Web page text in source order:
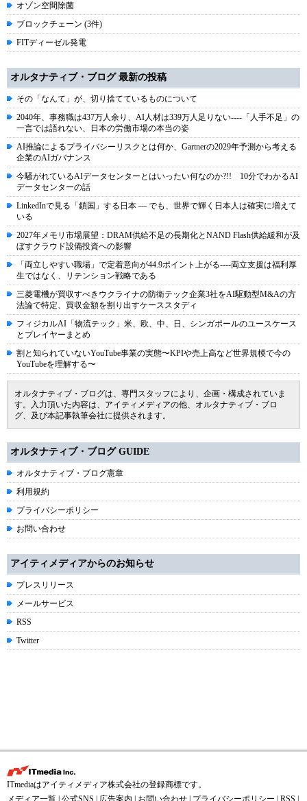
オゾン空間除菌
ブロックチェーン (3件)
FITディーゼル発電
オルタナティブ・ブログ 最新の投稿
その「なんて」が、切り捨てているものについて
2040年、事務職は437万人余り、AI人材は339万人足りない----「人手不足」の
一言では語れない、日本の労働市場の本当の姿
AI推論によるプライバシーリスクとは何か、Gartnerの2029年予測から考える
企業のAIガバナンス
今騒がれているAIデータセンターとはいったい何なのか?!! 10分でわかるAI
データセンターの話
LinkedInで見る「鎖国」する日本 ― でも、世界で輝く日本人は確実に増えて
いる
2027年メモリ市場展望：DRAM供給不足の長期化とNAND Flash供給緩和が及
ぼすクラウド設備投資への影響
「両立しやすい職場」で定着意向が44.9ポイント上がる----両立支援は福利厚
生ではなく、リテンション戦略である
三菱電機が買収すべきウクライナの防衛テック企業3社をAI駆動型M&Aの方
法論で特定、買収金額を割り出すケーススタディ
フィジカルAI「物流テック」米、欧、中、日、シンガポールのユースケース
とプレイヤーまとめ
割と知られていないYouTube事業の実態〜KPIや売上高など世界規模で今の
YouTubeを理解する〜
オルタナティブ・ブログは、専門スタッフにより、企画・構成されていま
す。入力頂いた内容は、アイティメディアの他、オルタナティブ・ブロ
グ、及び本記事執筆会社に提供されます。
オルタナティブ・ブログ GUIDE
オルタナティブ・ブログ憲章
利用規約
プライバシーポリシー
お問い合わせ
アイティメディアからのお知らせ
プレスリリース
メールサービス
RSS
Twitter
ITmediaはアイティメディア株式会社の登録商標です。
メディア一覧 公式SNS 広告案内 お問い合わせ プライバシーポリシー RSS